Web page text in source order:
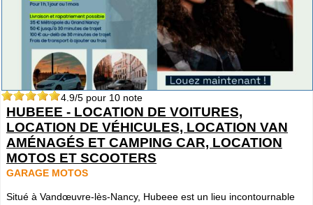
4.9/5 pour 10 note
HUBEEE - LOCATION DE VOITURES,
LOCATION DE VÉHICULES, LOCATION VAN
AMÉNAGÉS ET CAMPING CAR, LOCATION
MOTOS ET SCOOTERS
GARAGE MOTOS
Situé à Vandœuvre-lès-Nancy, Hubeee est un lieu incontournable